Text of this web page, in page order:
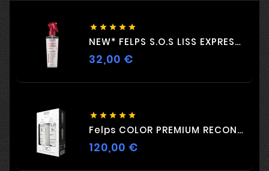
    
NEW* FELPS S.O.S LISS EXPRESS 230ML
32,00 €Цена
    
Felps COLOR PREMIUM RECONSTRUCTION DUO 2 X 500ml
120,00 €Цена